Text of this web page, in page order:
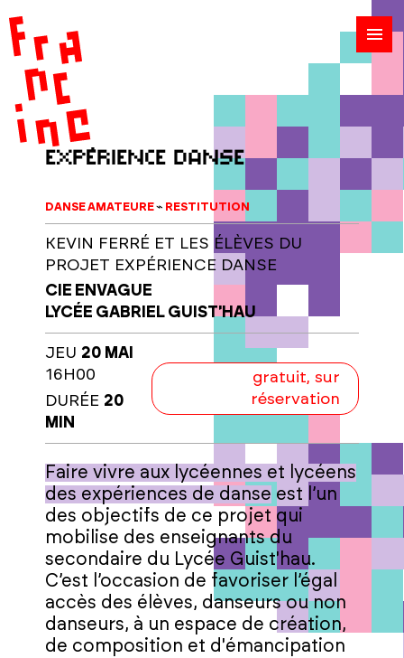
expérience danse
DANSE AMATEURE⌁ RESTITUTION
KEVIN FERRÉ ET LES ÉLÈVES DU
PROJET EXPÉRIENCE DANSE
CIE ENVAGUE
LYCÉE GABRIEL GUIST'HAU
JEU 20 MAI
16H00
DURÉE 20
MIN
gratuit, sur
réservation
Faire vivre aux lycéennes et lycéens
des expériences de danse est l’un
des objectifs de ce projet qui
mobilise des enseignants du
secondaire du Lycée Guist'hau.
C’est l’occasion de favoriser l’égal
accès des élèves, danseurs ou non
danseurs, à un espace de création,
de composition et d'émancipation